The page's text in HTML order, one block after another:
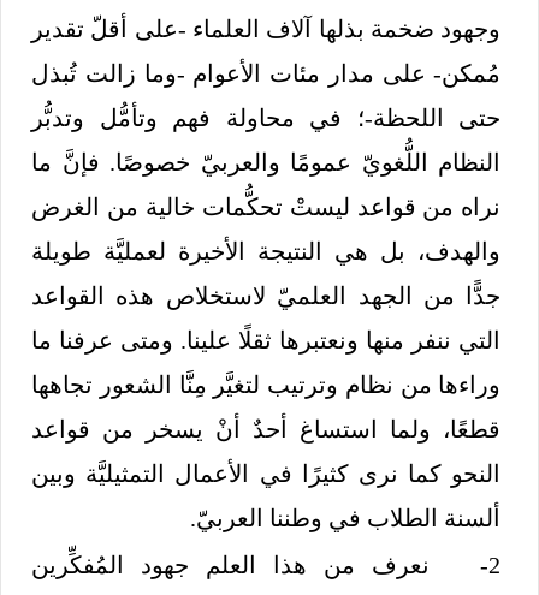
وجهود ضخمة بذلها آلاف العلماء -على أقلّ تقدير
مُمكن- على مدار مئات الأعوام -وما زالت تُبذل
حتى اللحظة-؛ في محاولة فهم وتأمُّل وتدبُّر
النظام اللُّغويّ عمومًا والعربيّ خصوصًا. فإنَّ ما
نراه من قواعد ليستْ تحكُّمات خالية من الغرض
والهدف، بل هي النتيجة الأخيرة لعمليَّة طويلة
جدًّا من الجهد العلميّ لاستخلاص هذه القواعد
التي ننفر منها ونعتبرها ثقلًا علينا. ومتى عرفنا ما
وراءها من نظام وترتيب لتغيَّر مِنَّا الشعور تجاهها
قطعًا، ولما استساغ أحدٌ أنْ يسخر من قواعد
النحو كما نرى كثيرًا في الأعمال التمثيليَّة وبين
ألسنة الطلاب في وطننا العربيّ.
2- نعرف من هذا العلم جهود المُفكِّرين